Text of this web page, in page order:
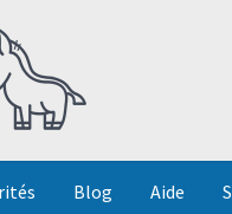
Blog Aide